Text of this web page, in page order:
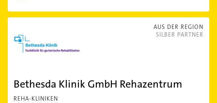
AUS DER REGION
SILBER PARTNER
Bethesda Klinik GmbH Rehazentrum
REHA-KLINIKEN